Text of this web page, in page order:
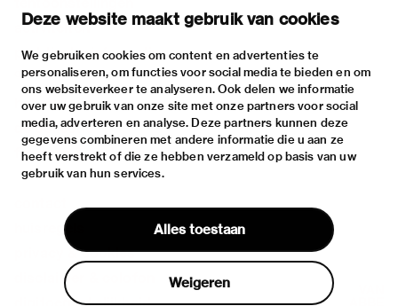
Deze website maakt gebruik van cookies
We gebruiken cookies om content en advertenties te
personaliseren, om functies voor social media te bieden en om
ons websiteverkeer te analyseren. Ook delen we informatie
over uw gebruik van onze site met onze partners voor social
media, adverteren en analyse. Deze partners kunnen deze
gegevens combineren met andere informatie die u aan ze
heeft verstrekt of die ze hebben verzameld op basis van uw
gebruik van hun services.
Alles toestaan
Weigeren
activiteiten
praktische informatie
over
het museum
de collectie
fondsen & partners
huisregels
privacy & cookies
disclaimer & colofon